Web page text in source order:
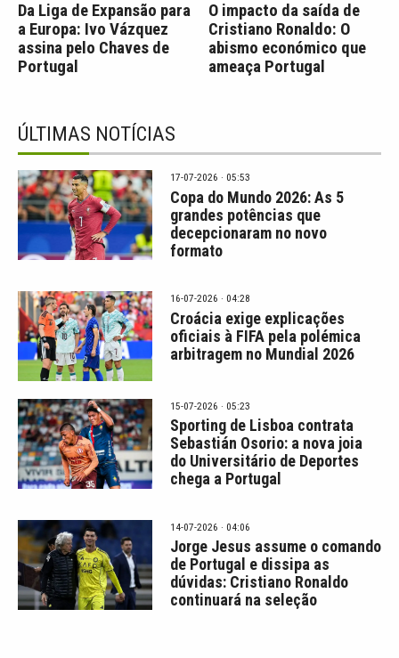
Da Liga de Expansão para
a Europa: Ivo Vázquez
assina pelo Chaves de
Portugal
O impacto da saída de
Cristiano Ronaldo: O
abismo económico que
ameaça Portugal
ÚLTIMAS NOTÍCIAS
17-07-2026 · 05:53
Copa do Mundo 2026: As 5
grandes potências que
decepcionaram no novo
formato
16-07-2026 · 04:28
Croácia exige explicações
oficiais à FIFA pela polémica
arbitragem no Mundial 2026
15-07-2026 · 05:23
Sporting de Lisboa contrata
Sebastián Osorio: a nova joia
do Universitário de Deportes
chega a Portugal
14-07-2026 · 04:06
Jorge Jesus assume o comando
de Portugal e dissipa as
dúvidas: Cristiano Ronaldo
continuará na seleção